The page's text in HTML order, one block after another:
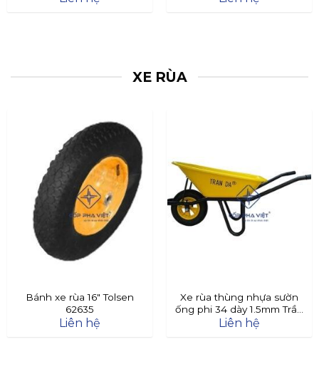
XE RÙA
Bánh xe rùa 16″ Tolsen
62635
Liên hệ
Xe rùa thùng nhựa sườn
ống phi 34 dày 1.5mm Trần
Đà
Liên hệ